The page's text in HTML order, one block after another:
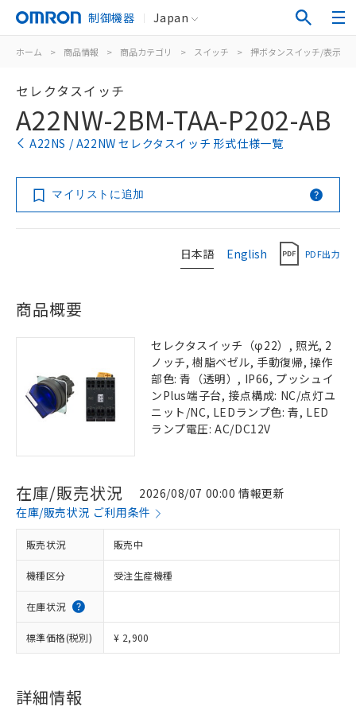
制御機器 Japan
ホーム > 商品情報 > 商品カテゴリ > スイッチ > 押ボタンスイッチ/表示灯
セレクタスイッチ
A22NW-2BM-TAA-P202-AB
A22NS / A22NW セレクタスイッチ 形式仕様一覧
マイリストに追加
日本語 English PDF出力
商品概要
セレクタスイッチ（φ22）, 照光, 2
ノッチ, 樹脂ベゼル, 手動復帰, 操作
部色: 青（透明）, IP66, プッシュイ
ンPlus端子台, 接点構成: NC/点灯ユ
ニット/NC, LEDランプ色: 青, LED
ランプ電圧: AC/DC12V
在庫/販売状況
2026/08/07 00:00 情報更新
在庫/販売状況 ご利用条件
販売状況 販売中
機種区分 受注生産機種
在庫状況
標準価格(税別) ¥ 2,900
詳細情報